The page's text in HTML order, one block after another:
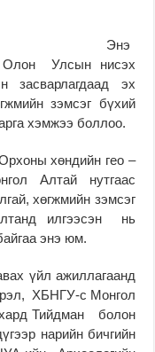
Энэ
Олон Улсын нисэх
эх
зэмсэг бүхий
хэмжээ боллоо.
хөндийн гео –
Алтай нутгаас
хөгжмийн зэмсэг
илгээсэн нь
энэ юм.
үйл ажиллагаанд
ХБНГУ-с Монгол
Тийдман болон
нарийн бичгийн